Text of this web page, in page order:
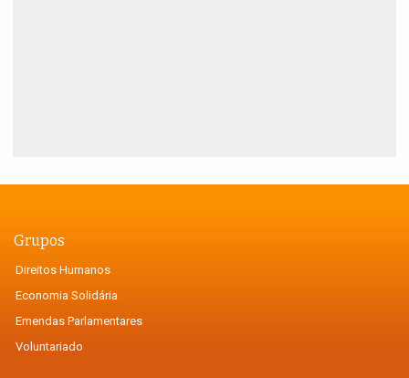
Grupos
Direitos Humanos
Economia Solidária
Emendas Parlamentares
Voluntariado